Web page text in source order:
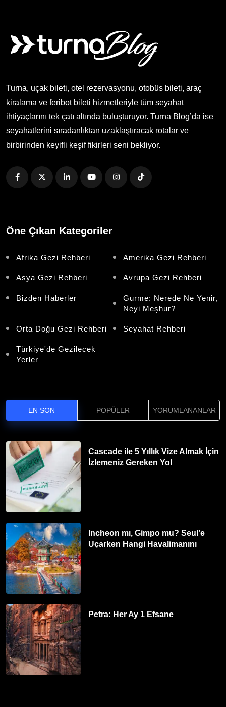
Turna, uçak bileti, otel rezervasyonu, otobüs bileti, araç
kiralama ve feribot bileti hizmetleriyle tüm seyahat
ihtiyaçlarını tek çatı altında buluşturuyor. Turna Blog’da ise
seyahatlerini sıradanlıktan uzaklaştıracak rotalar ve
birbirinden keyifli keşif fikirleri seni bekliyor.
Öne Çıkan Kategoriler
Afrika Gezi Rehberi Amerika Gezi Rehberi
Asya Gezi Rehberi Avrupa Gezi Rehberi
Bizden Haberler
Gurme: Nerede Ne Yenir,
Neyi Meşhur?
Orta Doğu Gezi Rehberi Seyahat Rehberi
Türkiye'de Gezilecek
Yerler
EN SON POPÜLER YORUMLANANLAR
Cascade ile 5 Yıllık Vize Almak İçin
İzlemeniz Gereken Yol
Incheon mı, Gimpo mu? Seul’e
Uçarken Hangi Havalimanını
Petra: Her Ay 1 Efsane